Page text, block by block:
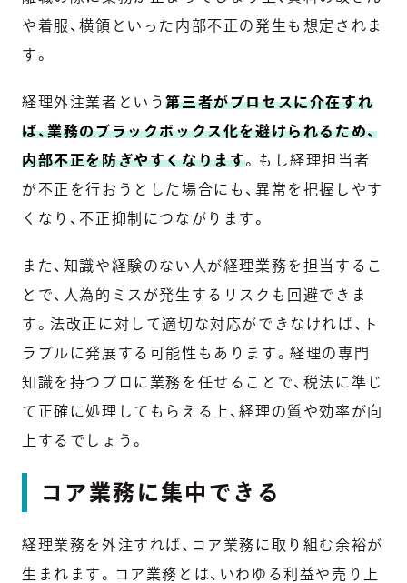
や着服、横領といった内部不正の発生も想定されま
す。
経理外注業者という第三者がプロセスに介在すれ
ば、業務のブラックボックス化を避けられるため、
内部不正を防ぎやすくなります。もし経理担当者
が不正を行おうとした場合にも、異常を把握しやす
くなり、不正抑制につながります。
また、知識や経験のない人が経理業務を担当するこ
とで、人為的ミスが発生するリスクも回避できま
す。法改正に対して適切な対応ができなければ、ト
ラブルに発展する可能性もあります。経理の専門
知識を持つプロに業務を任せることで、税法に準じ
て正確に処理してもらえる上、経理の質や効率が向
上するでしょう。
コア業務に集中できる
経理業務を外注すれば、コア業務に取り組む余裕が
生まれます。コア業務とは、いわゆる利益や売り上